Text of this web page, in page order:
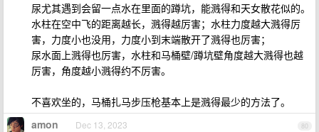
尿尤其遇到会留一点水在里面的蹲坑，能溅得和天女散花似的。
水柱在空中飞的距离越长，溅得越厉害；水柱力度越大溅得厉
害，力度小也没用，力度小到末端散开了溅得也厉害；
尿水面上溅得也厉害，水柱和马桶壁/蹲坑壁角度越大溅得也越
厉害，角度越小溅得约不厉害。
不喜欢坐的，马桶扎马步压枪基本上是溅得最少的方法了。
80
amon Dec 13, 2023